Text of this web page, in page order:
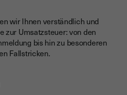
Umsatzsteuer-Voranmeldung ein
und Ausnahmen
wir Ihnen verständlich und
zur Umsatzsteuer: von den
bis hin zu besonderen
Fallstricken.